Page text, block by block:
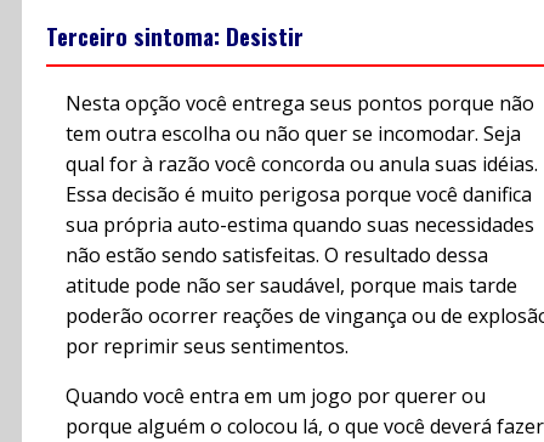
Terceiro sintoma: Desistir
Nesta opção você entrega seus pontos porque não
tem outra escolha ou não quer se incomodar. Seja
qual for à razão você concorda ou anula suas idéias.
Essa decisão é muito perigosa porque você danifica
sua própria auto-estima quando suas necessidades
não estão sendo satisfeitas. O resultado dessa
atitude pode não ser saudável, porque mais tarde
poderão ocorrer reações de vingança ou de
por reprimir seus sentimentos.
Quando você entra em um jogo por querer ou
porque alguém o colocou lá, o que você deverá fazer